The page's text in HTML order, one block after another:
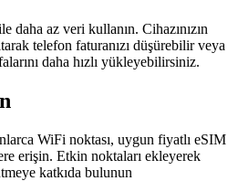
az veri kullanın. Cihazınızın
telefon faturanızı düşürebilir veya
daha hızlı yükleyebilirsiniz.
WiFi noktası, uygun fiyatlı eSIM
erişin. Etkin noktaları ekleyerek
katkıda bulunun